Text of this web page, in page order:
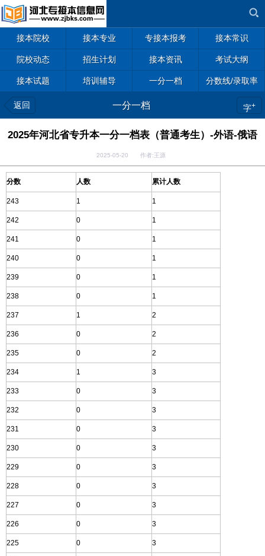
接本院校 接本专业 专接本报考 接本常识
院校动态 招生计划 接本资讯 考试大纲
接本试题 培训辅导 一分一档 分数线/录取率
返回 一分一档 字+
2025年河北省专升本一分一档表（普通考生）-外语-俄语
2025-05-20 作者:王源
分数 人数 累计人数
243 1 1
242 0 1
241 0 1
240 0 1
239 0 1
238 0 1
237 1 2
236 0 2
235 0 2
234 1 3
233 0 3
232 0 3
231 0 3
230 0 3
229 0 3
228 0 3
227 0 3
226 0 3
225 0 3